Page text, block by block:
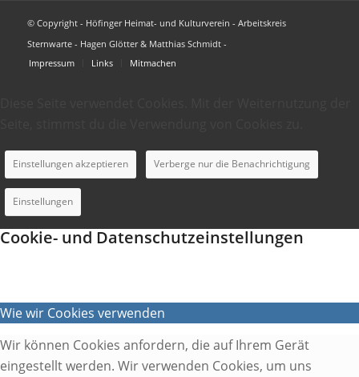
© Copyright - Höfinger Heimat- und Kulturverein - Arbeitskreis
Sternwarte - Hagen Glötter & Matthias Schmidt -
Impressum
Links Mitmachen
Einstellungen akzeptieren Verberge nur die Benachrichtigung
Einstellungen
Cookie- und Datenschutzeinstellungen
Wie wir Cookies verwenden
Wir können Cookies anfordern, die auf Ihrem Gerät
eingestellt werden. Wir verwenden Cookies, um uns